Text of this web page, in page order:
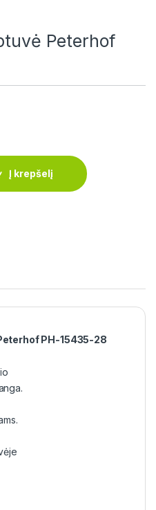
Peterhof
PH-15435-28 quantity
Į krepšelį
PH-15435-28